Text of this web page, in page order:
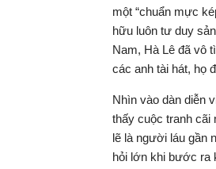
một “chuẩn mực
hữu luôn tư duy
Nam, Hà Lê đã vô
các anh tài hát, họ
Nhìn vào dàn diễn
thấy cuộc tranh cãi
lẽ là người láu gần
hỏi lớn khi bước ra